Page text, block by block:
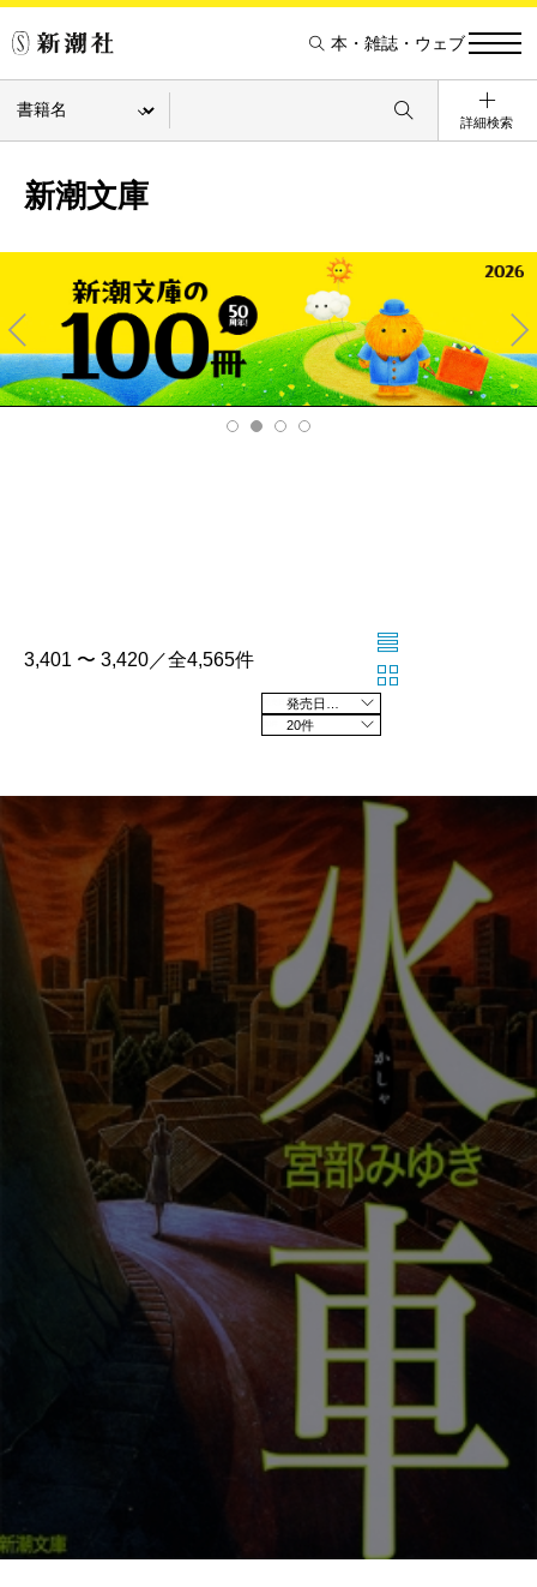
本・雑誌・ウェブ
詳細検索
新潮文庫
Pre
v
Ne
xt
3,401 〜 3,420／全4,565件
20件